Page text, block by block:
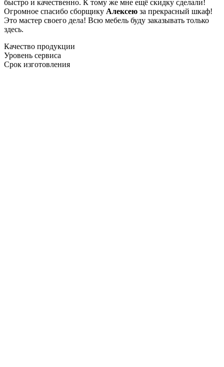
быстро и качественно. К тому же мне ещё скидку сделали!
Огромное спасибо сборщику Алексею за прекрасный шкаф!
Это мастер своего дела! Всю мебель буду заказывать только
здесь.
Качество продукции
Уровень сервиса
Срок изготовления